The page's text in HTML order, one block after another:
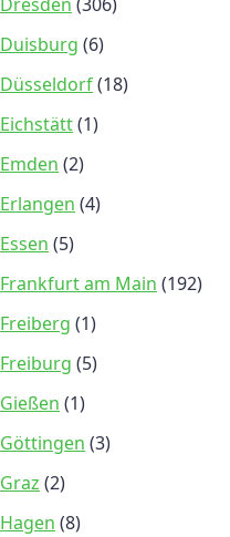
Duisburg (6)
Düsseldorf(18)
Eichstätt(1)
Emden (2)
Erlangen (4)
Essen (5)
Frankfurt am Main (192)
Freiberg (1)
Freiburg (5)
Gießen (1)
Göttingen (3)
Graz (2)
Hagen (8)